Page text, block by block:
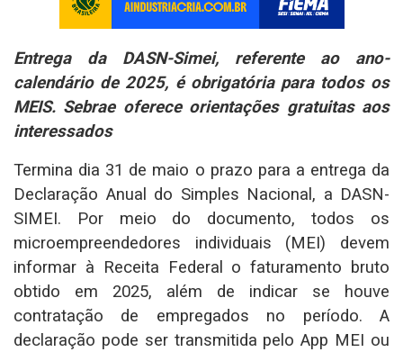
Entrega da DASN-Simei, referente ao ano-
calendário de 2025, é obrigatória para todos os
MEIS. Sebrae oferece orientações gratuitas aos
interessados
Termina dia 31 de maio o prazo para a entrega da
Declaração Anual do Simples Nacional, a DASN-
SIMEI. Por meio do documento, todos os
microempreendedores individuais (MEI) devem
informar à Receita Federal o faturamento bruto
obtido em 2025, além de indicar se houve
contratação de empregados no período. A
declaração pode ser transmitida pelo App MEI ou